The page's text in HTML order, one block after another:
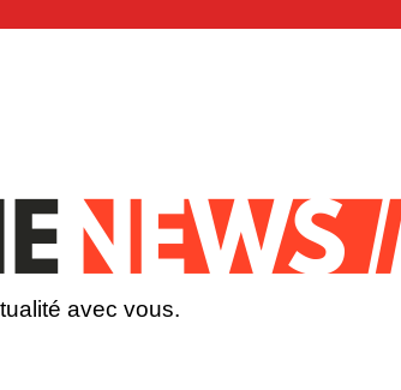
avec vous.